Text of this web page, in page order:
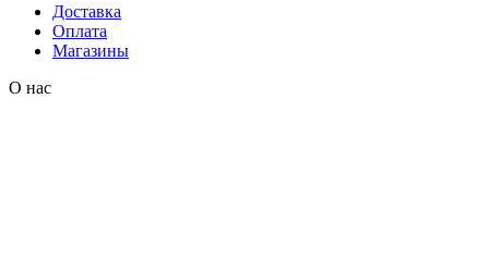
Доставка
Оплата
Магазины
О нас